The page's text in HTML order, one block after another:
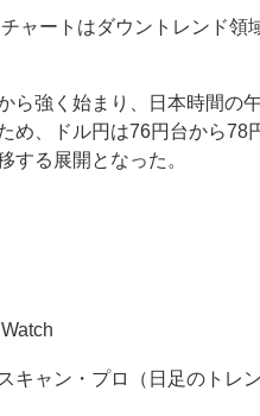
ャートはダウントレンド領
ら強く始まり、日本時間の
め、ドル円は76円台から78
する展開となった。
キャン・プロ（日足のトレ